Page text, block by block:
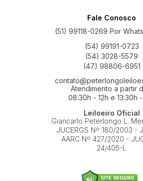
Fale Conosco
(51) 99118-0269 Por
(54) 99191-0723
(54) 3028-5579
(47) 98806-6951
Atendimento a partir
08:30h - 12h e 13:30h -
Leiloeiro Oficial
Giancarlo Peterlongo L.
JUCERGS Nº 180/2003 -
AARC Nº 427/2020 -
24/405-L